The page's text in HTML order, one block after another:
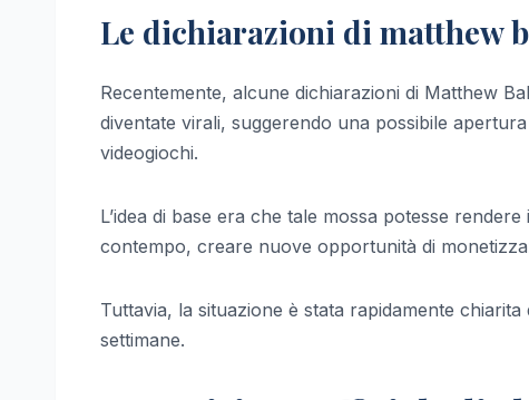
Le dichiarazioni di matthew
Recentemente, alcune dichiarazioni di Matthew
diventate virali, suggerendo una possibile
videogiochi.
L’idea di base era che tale mossa potesse
contempo, creare nuove opportunità di
Tuttavia, la situazione è stata rapidamente
settimane.